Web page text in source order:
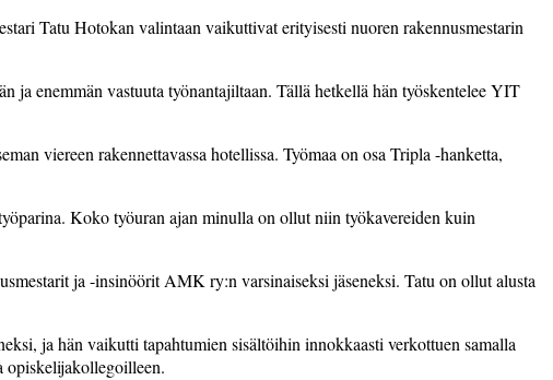
Tatu Hotokan valintaan vaikuttivat erityisesti nuoren rakennusmestarin
ja enemmän vastuuta työnantajiltaan. Tällä hetkellä hän työskentelee YIT
viereen rakennettavassa hotellissa. Työmaa on osa Tripla -hanketta,
Koko työuran ajan minulla on ollut niin työkavereiden kuin
ja -insinöörit AMK ry:n varsinaiseksi jäseneksi. Tatu on ollut alusta
ja hän vaikutti tapahtumien sisältöihin innokkaasti verkottuen samalla
opiskelijakollegoilleen.